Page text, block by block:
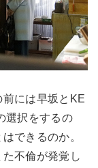
には早坂とKE
選択をするの
できるのか。
不倫が発覚し